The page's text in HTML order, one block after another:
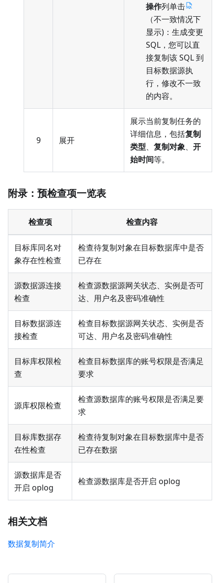
操作列单击
（不一致情况下
显示)：生成变更
SQL，您可以直
接复制该 SQL 到
目标数据源执
行，修改不一致
的内容。
9 展开
展示当前复制任务的
详细信息，包括复制
类型、 复制对象、 开
始时间等。
附录：预检查项一览表
检查项 检查内容
目标库同名对
象存在性检查
检查待复制对象在目标数据库中是否
已存在
源数据源连接
检查
检查源数据源网关状态、实例是否可
达、用户名及密码准确性
目标数据源连
接检查
检查目标数据源网关状态、实例是否
可达、用户名及密码准确性
目标库权限检
查
检查目标数据库的账号权限是否满足
要求
源库权限检查
检查源数据库的账号权限是否满足要
求
目标库数据存
在性检查
检查待复制对象在目标数据库中是否
已存在数据
源数据库是否
开启 oplog
检查源数据库是否开启 oplog
相关文档
数据复制简介